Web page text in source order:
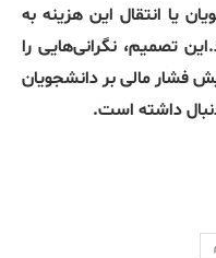
یا انتقال این هزینه به
تصمیم، نگرانی‌هایی را
فشار مالی بر دانشجویان
داشته است.